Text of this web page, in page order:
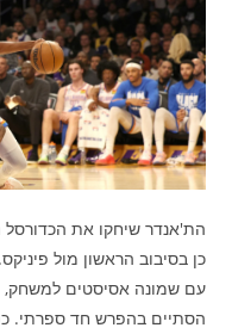
הת'אנדר שיחקו את הכדורסל
עם שמונה אסיסטים למשחק,
הסתיים בהפרש חד ספרתי.